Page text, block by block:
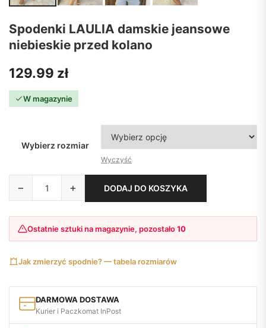
Spodenki LAULIA damskie jeansowe
niebieskie przed kolano
129.99 zł
W magazynie
Wybierz rozmiar
Wyczyść
− + DODAJ DO KOSZYKA
Ostatnie sztuki na magazynie, pozostało10
Jak zmierzyć spodnie? — tabela rozmiarów
DARMOWA DOSTAWA
Kurier i Paczkomat InPost